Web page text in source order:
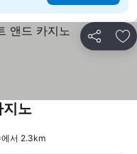
공유 즐
지노요금 보기
에서 2.3km